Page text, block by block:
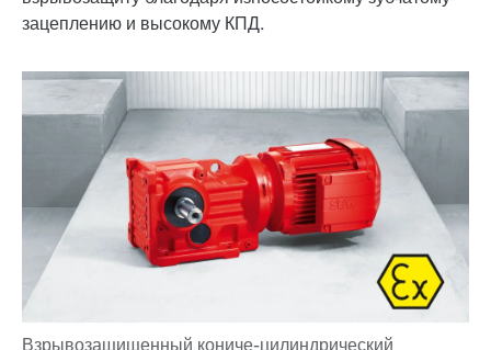
зацеплению и высокому КПД.